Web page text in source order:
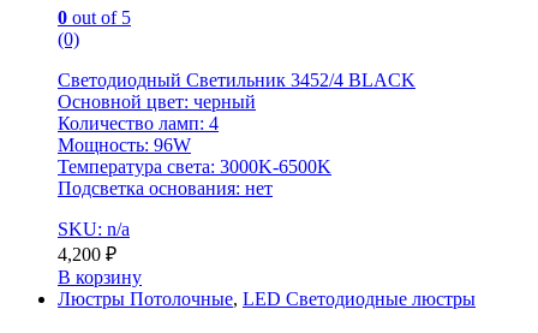
0 out of 5
(0)
Светодиодный Светильник 3452/4 BLACK
Основной цвет: черный
Количество ламп: 4
Мощность: 96W
Температура света: 3000K-6500K
Подсветка основания: нет
SKU: n/a
4,200 ₽
В корзину
Люстры Потолочные, LED Светодиодные люстры